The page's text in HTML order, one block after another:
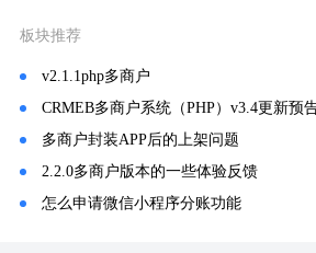
板块推荐
v2.1.1php多商户
CRMEB多商户系统（PHP）v3.4更新预
多商户封装APP后的上架问题
2.2.0多商户版本的一些体验反馈
怎么申请微信小程序分账功能